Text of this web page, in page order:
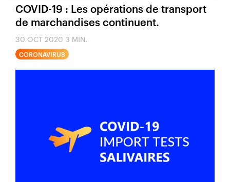
COVID-19 : Les opérations de transport
de marchandises continuent.
30 OCT 2020 3 MIN.
CORONAVIRUS